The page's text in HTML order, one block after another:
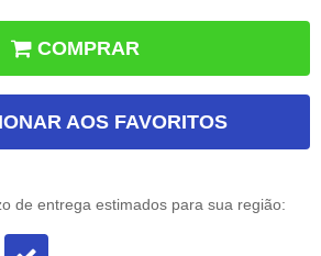
COMPRAR
AOS FAVORITOS
de entrega estimados para sua região: